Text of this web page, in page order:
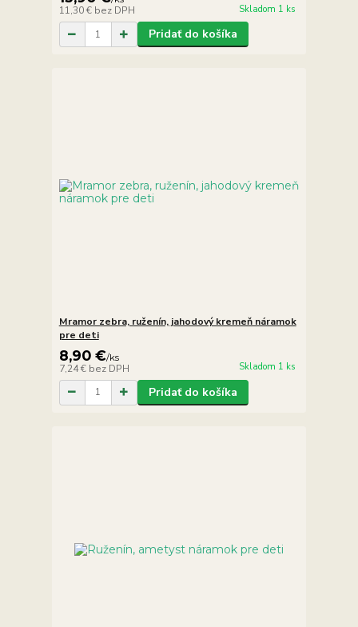
11,30 € bez DPH Skladom 1 ks
Pridať do košíka
Mramor zebra, ruženín, jahodový kremeň náramok
pre deti
8,90 €/ks
7,24 € bez DPH Skladom 1 ks
Pridať do košíka